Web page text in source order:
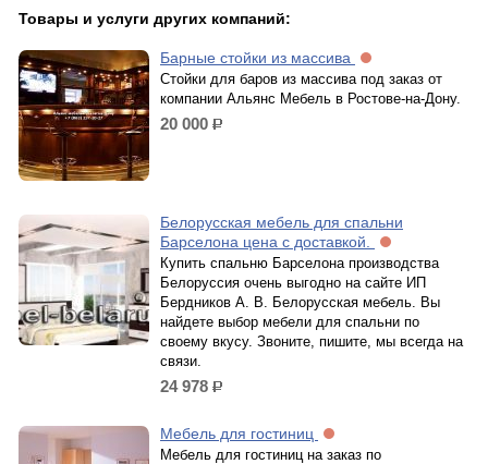
Товары и услуги других компаний:
Барные стойки из массива
Стойки для баров из массива под заказ от
компании Альянс Мебель в Ростове-на-Дону.
20 000 р.
Белорусская мебель для спальни
Барселона цена с доставкой.
Купить спальню Барселона производства
Белоруссия очень выгодно на сайте ИП
Бердников А. В. Белорусская мебель. Вы
найдете выбор мебели для спальни по
своему вкусу. Звоните, пишите, мы всегда на
связи.
24 978 р.
Мебель для гостиниц
Мебель для гостиниц на заказ по